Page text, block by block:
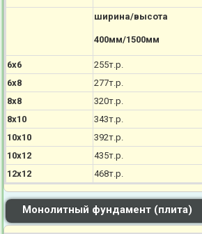
ширина/высота
400мм/1500мм
6х6 255т.р.
6х8
277т.р.
8х8
320т.р.
8х10
343т.р.
10х10
392т.р.
10х12
435т.р.
12х12
468т.р.
Монолитный фундамент (плита)